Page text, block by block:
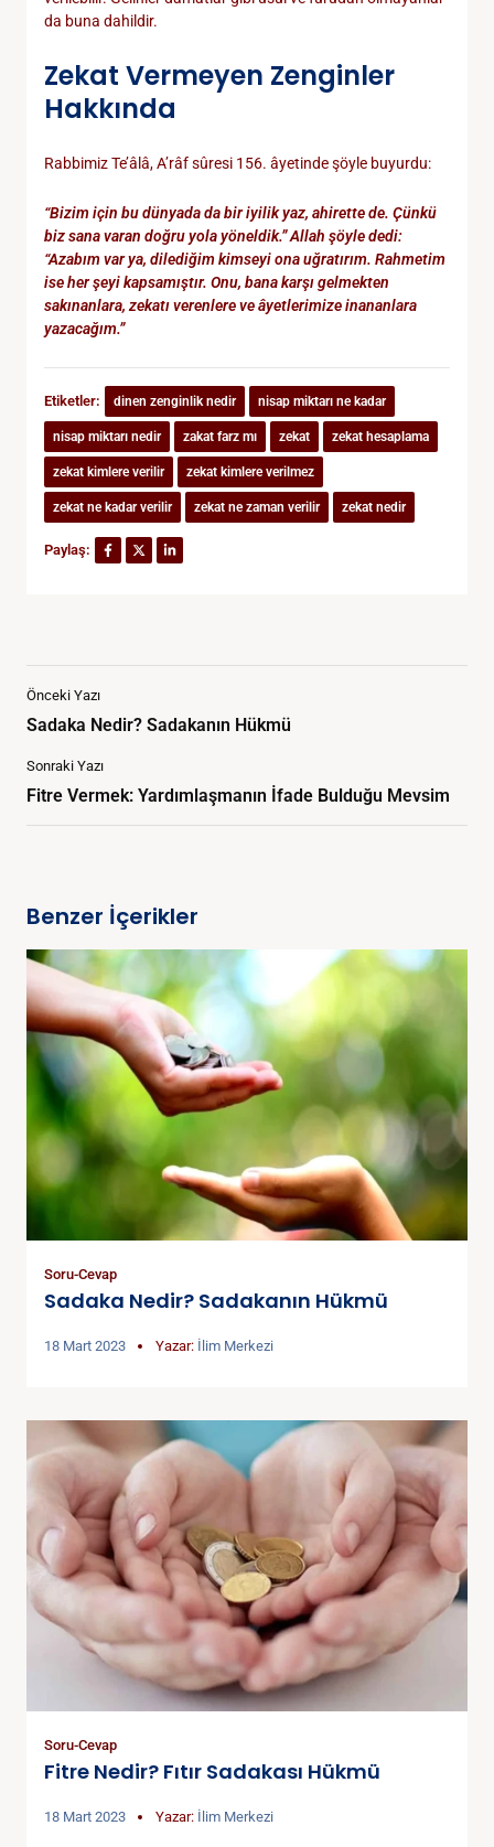
da buna dahildir.
Zekat Vermeyen Zenginler
Hakkında
Rabbimiz Te’âlâ, A’râf sûresi 156. âyetinde şöyle buyurdu:
“Bizim için bu dünyada da bir iyilik yaz, ahirette de. Çünkü
biz sana varan doğru yola yöneldik.” Allah şöyle dedi:
“Azabım var ya, dilediğim kimseyi ona uğratırım. Rahmetim
ise her şeyi kapsamıştır. Onu, bana karşı gelmekten
sakınanlara, zekatı verenlere ve âyetlerimize inananlara
yazacağım.”
Etiketler: dinen zenginlik nedir nisap miktarı ne kadar
nisap miktarı nedir zakat farz mı zekat zekat hesaplama
zekat kimlere verilir zekat kimlere verilmez
zekat ne kadar verilir zekat ne zaman verilir zekat nedir
Paylaş:
Önceki Yazı
Sadaka Nedir? Sadakanın Hükmü
Sonraki Yazı
Fitre Vermek: Yardımlaşmanın İfade Bulduğu Mevsim
Benzer İçerikler
Soru-Cevap
Sadaka Nedir? Sadakanın Hükmü
18 Mart 2023 Yazar: İlim Merkezi
Soru-Cevap
Fitre Nedir? Fıtır Sadakası Hükmü
18 Mart 2023 Yazar: İlim Merkezi